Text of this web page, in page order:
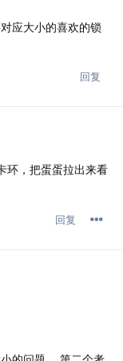
应大小的喜欢的锁
回复
环，把蛋蛋拉出来看
回复